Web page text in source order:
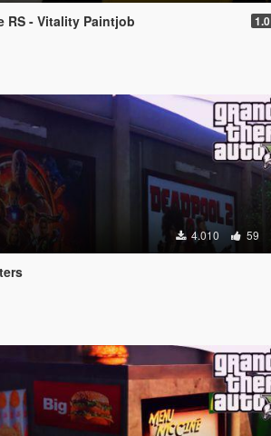
RS - Vitality Paintjob 1.0
4.010 59